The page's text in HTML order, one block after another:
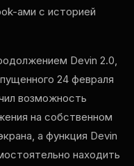
ами с историей
Devin 2.0,
24 февраля
возможность
на собственном
а функция Devin
находить